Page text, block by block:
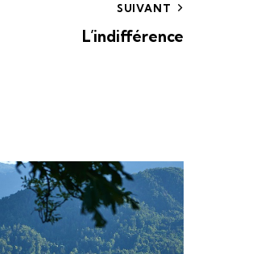
SUIVANT
L’indifférence